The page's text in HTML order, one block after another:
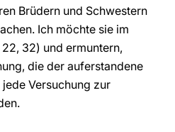
Brüdern und Schwestern
Ich möchte sie im
22, 32) und ermuntern,
die der auferstandene
Versuchung zur